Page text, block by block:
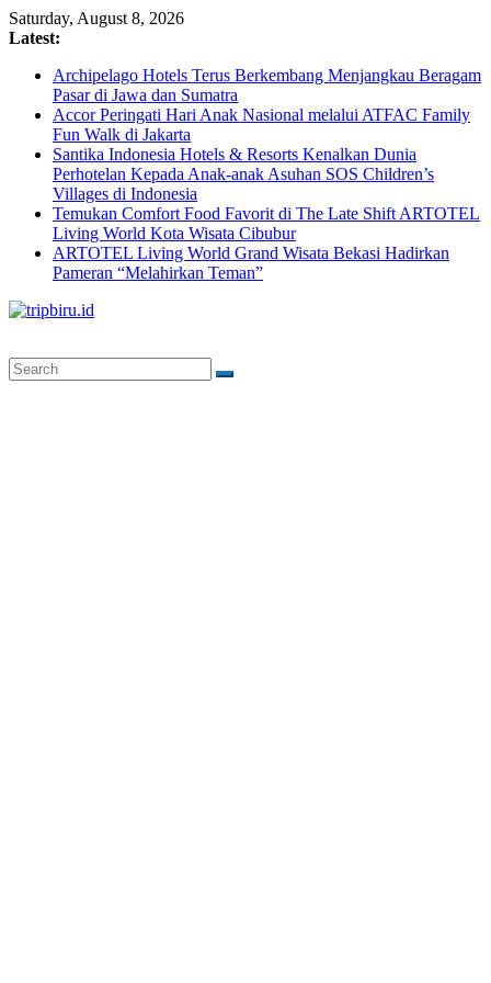
Skip
to
Saturday, August 8, 2026
Latest:
Archipelago Hotels Terus Berkembang Menjangkau Beragam
Pasar di Jawa dan Sumatra
Accor Peringati Hari Anak Nasional melalui ATFAC Family
Fun Walk di Jakarta
Santika Indonesia Hotels & Resorts Kenalkan Dunia
Perhotelan Kepada Anak-anak Asuhan SOS Children’s
Villages di Indonesia
Temukan Comfort Food Favorit di The Late Shift ARTOTEL
Living World Kota Wisata Cibubur
ARTOTEL Living World Grand Wisata Bekasi Hadirkan
Pameran “Melahirkan Teman”